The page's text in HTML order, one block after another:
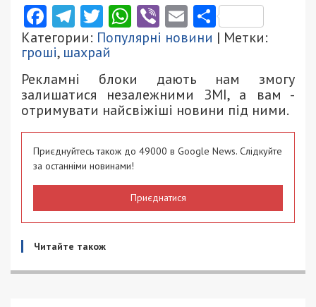
Facebook
Telegram
Twitter
WhatsApp
ViberEmail
Категории: Популярні новини | Метки:
гроші, шахрай
Рекламні блоки дають нам змогу
залишатися незалежними ЗМІ, а вам -
отримувати найсвіжіші новини під ними.
Приєднуйтесь також до 49000 в Google News. Слідкуйте
за останніми новинами!
Приєднатися
Читайте також